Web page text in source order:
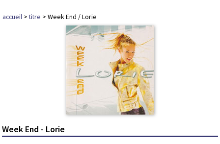
accueil >titre > Week End / Lorie
Week End - Lorie